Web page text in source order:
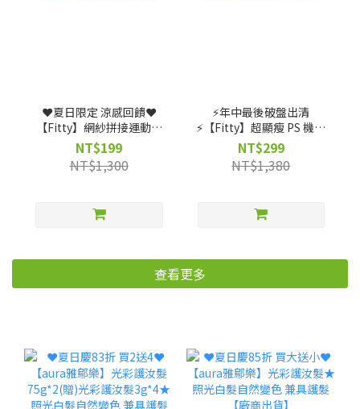
❤️夏日限定 涼感回饋❤️
【Fitty】網紗拼接運動上
衣(黑色)（剩 XS, S, M 號）
NT$199
NT$1,300
⚡️年中最後破盤出清
⚡️【Fitty】超顯瘦 PS 機能
運動褲（剩 輕暖灰XL 號）
NT$299
NT$1,380
查看更多